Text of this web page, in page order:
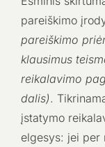
pareiškimo
pareiškimo
klausimus
reikalavimo
dalis).
įstatymo
elgesys: jei per